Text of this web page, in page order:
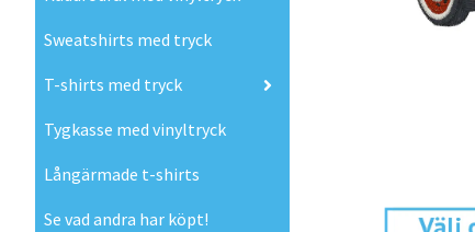
Sweatshirts med tryck
T-shirts med tryck
Tygkasse med vinyltryck
Långärmade t-shirts
Se vad andra har köpt!